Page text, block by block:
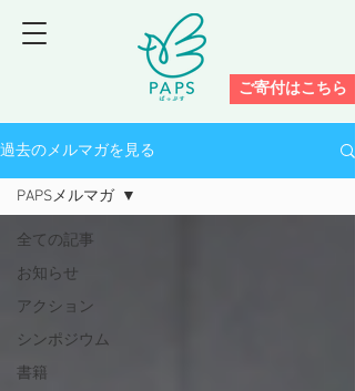
ご寄付はこちら
過去のメルマガを見る
全ての記事
お知らせ
アクション
シンポジウム
書籍
PAPSメルマガ